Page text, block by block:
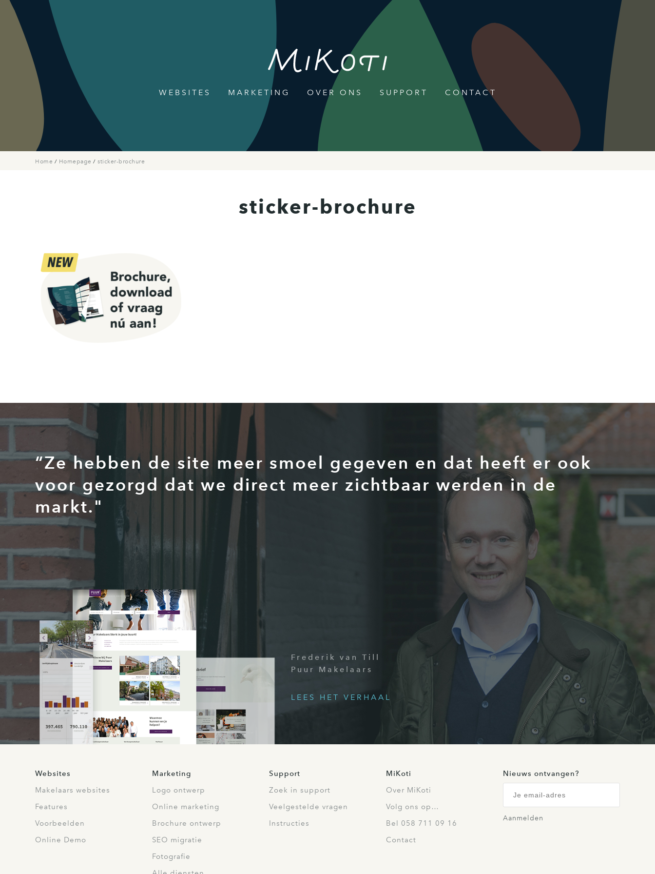
WEBSITES MARKETING OVER ONS SUPPORT CONTACT
Home / Homepage / sticker-brochure
sticker-brochure
“Ze hebben de site meer smoel gegeven en dat heeft er ook
voor gezorgd dat we direct meer zichtbaar werden in de
markt."
Frederik van Till
Puur Makelaars
LEES HET VERHAAL
Websites
Makelaars websites
Features
Voorbeelden
Online Demo
Marketing
Logo ontwerp
Online marketing
Brochure ontwerp
SEO migratie
Fotografie
Support
Zoek in support
Veelgestelde vragen
Instructies
MiKoti
Over MiKoti
Volg ons op…
Bel 058 711 09 16
Contact
Nieuws ontvangen?
Aanmelden